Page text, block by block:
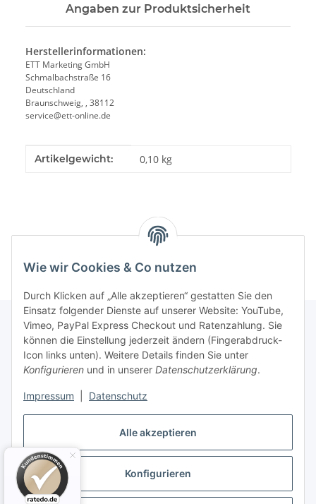
Alle akzeptieren
Konfigurieren
Wie wir Cookies & Co nutzen
Durch Klicken auf „Alle akzeptieren“ gestatten Sie den
Einsatz folgender Dienste auf unserer Website: YouTube,
Vimeo, PayPal Express Checkout und Ratenzahlung. Sie
können die Einstellung jederzeit ändern (Fingerabdruck-
Icon links unten). Weitere Details finden Sie unter
Konfigurieren und in unserer Datenschutzerklärung.
Impressum Datenschutz
Angaben zur Produktsicherheit
Herstellerinformationen:
ETT Marketing GmbH
Schmalbachstraße 16
Deutschland
Braunschweig, , 38112
service@ett-online.de
Produkteigenschaft
Wert
Artikelgewicht: 0,10 kg
Informationen
Gesetzliche Informationen
Vertrag widerrufen
* Alle Preise inkl. gesetzlicher USt., zzgl.Versand